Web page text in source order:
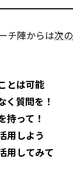
チ陣からは次の
とは可能
く質問を！
持って！
用しよう
用してみて